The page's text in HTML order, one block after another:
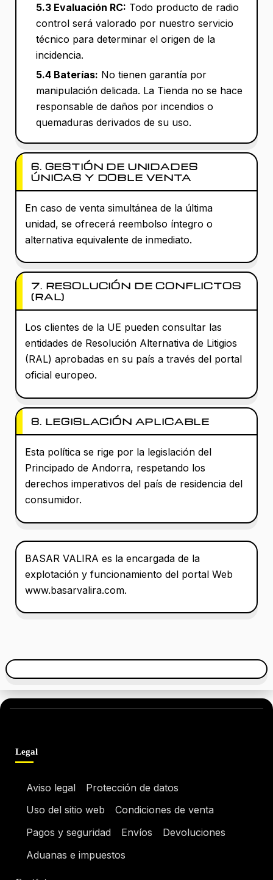
5.3 Evaluación RC: Todo producto de radio
control será valorado por nuestro servicio
técnico para determinar el origen de la
incidencia.
5.4 Baterías: No tienen garantía por
manipulación delicada. La Tienda no se hace
responsable de daños por incendios o
quemaduras derivados de su uso.
6. GESTIÓN DE UNIDADES
ÚNICAS Y DOBLE VENTA
En caso de venta simultánea de la última
unidad, se ofrecerá reembolso íntegro o
alternativa equivalente de inmediato.
7. RESOLUCIÓN DE CONFLICTOS
(RAL)
Los clientes de la UE pueden consultar las
entidades de Resolución Alternativa de Litigios
(RAL) aprobadas en su país a través del portal
oficial europeo.
8. LEGISLACIÓN APLICABLE
Esta política se rige por la legislación del
Principado de Andorra, respetando los
derechos imperativos del país de residencia del
consumidor.
BASAR VALIRA es la encargada de la
explotación y funcionamiento del portal Web
www.basarvalira.com.
Legal
Aviso legal
Protección de datos
Uso del sitio web
Condiciones de venta
Pagos y seguridad
Envíos
Devoluciones
Aduanas e impuestos